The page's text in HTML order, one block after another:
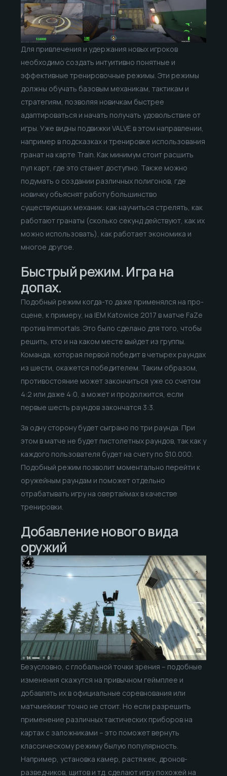
Для привлечения и удержания новых игроков
необходимо создать интуитивно понятные и
эффективные тренировочные режимы. Эти режимы
должны обучать базовым механикам, тактикам и
стратегиям, позволяя новичкам быстрее
адаптироваться и начать получать удовольствие от
игры. Уже видны подвижки VALVE в этом направлении,
например в подсказках и тренировке использования
гранат на карте Train. Как минимум стоит расшить
пул карт, где это станет доступно. Также можно
подумать о создании различных полигонов, где
новичку объяснят работу большинство
существующих механик: как научиться стрелять, как
работают гранаты (сколько секунд действуют, как их
можно использовать), как работает экономика и
многое другое.
Быстрый режим. Игра на
допах.
Подобный режим когда-то даже применялся на про-
сцене, к примеру, на IEM Katowice 2017 в матче FaZe
против Immortals. Это было сделано для того, чтобы
решить, кто и на каком месте выйдет из группы.
Команда, которая первой победит в четырех раундах
из шести, окажется победителем. Таким образом,
противостояние может закончиться уже со счетом
4:2 или даже 4:0, а может и продолжится, если
первые шесть раундов закончатся 3:3.
За одну сторону будет сыграно по три раунда. При
этом в матче не будет пистолетных раундов, так как у
каждого пользователя будет на счету по $10.000.
Подобный режим позволит моментально перейти к
оружейным раундам и поможет отдельно
отрабатывать игру на овертаймах в качестве
тренировки.
Добавление нового вида
оружий
Безусловно, с глобальной точки зрения – подобные
изменения скажутся на привычном геймплее и
добавлять их в официальные соревнования или
матчмейкинг точно не стоит. Но если разрешить
применение различных тактических приборов на
картах с заложниками – это поможет вернуть
классическому режиму былую популярность.
Например, установка камер, растяжек, дронов-
разведчиков, щитов и тд. сделают игру похожей на